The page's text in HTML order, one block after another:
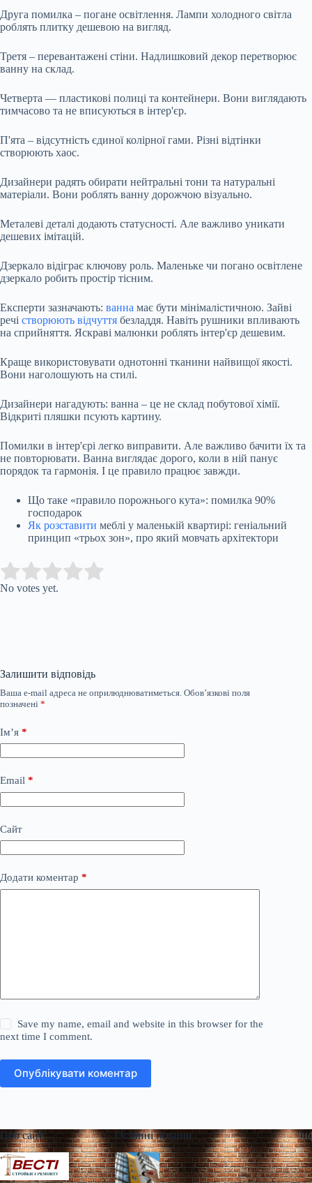
Друга помилка – погане освітлення. Лампи холодного світла
роблять плитку дешевою на вигляд.
Третя – перевантажені стіни. Надлишковий декор перетворює
ванну на склад.
Четверта — пластикові полиці та контейнери. Вони виглядають
тимчасово та не вписуються в інтер'єр.
П'ята – відсутність єдиної колірної гами. Різні відтінки
створюють хаос.
Дизайнери радять обирати нейтральні тони та натуральні
матеріали. Вони роблять ванну дорожчою візуально.
Металеві деталі додають статусності. Але важливо уникати
дешевих імітацій.
Дзеркало відіграє ключову роль. Маленьке чи погано освітлене
дзеркало робить простір тісним.
Експерти зазначають: ванна має бути мінімалістичною. Зайві
речі створюють відчуття безладдя. Навіть рушники впливають
на сприйняття. Яскраві малюнки роблять інтер'єр дешевим.
Краще використовувати однотонні тканини найвищої якості.
Вони наголошують на стилі.
Дизайнери нагадують: ванна – це не склад побутової хімії.
Відкриті пляшки псують картину.
Помилки в інтер'єрі легко виправити. Але важливо бачити їх та
не повторювати. Ванна виглядає дорого, коли в ній панує
порядок та гармонія. І це правило працює завжди.
Що таке «правило порожнього кута»: помилка 90%
господарок
Як розставити меблі у маленькій квартирі: геніальний
принцип «трьох зон», про який мовчать архітектори
Rate this item:
No votes yet.
Залишити відповідь
Ваша e-mail адреса не оприлюднюватиметься. Обов’язкові поля
позначені *
Ім’я *
Email *
Сайт
Додати коментар *
Save my name, email and website in this browser for the
next time I comment.
Опублікувати коментар
Про сайт Останні новини